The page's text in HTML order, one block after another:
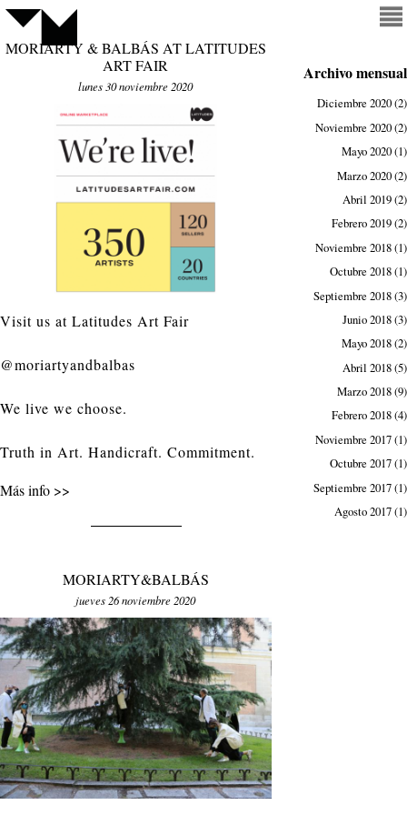
Archivo mensual
Diciembre 2020(2)
Noviembre 2020(2)
Mayo 2020(1)
Marzo 2020(2)
Abril 2019(2)
Febrero 2019(2)
Noviembre 2018(1)
Octubre 2018(1)
Septiembre 2018(3)
Junio 2018(3)
Mayo 2018(2)
Abril 2018(5)
Marzo 2018(9)
Febrero 2018(4)
Noviembre 2017(1)
Octubre 2017(1)
Septiembre 2017(1)
Agosto 2017(1)
MORIARTY & BALBÁS AT LATITUDES
ART FAIR
lunes 30 noviembre 2020
Visit us at Latitudes Art Fair
@moriartyandbalbas
We live we choose.
Truth in Art. Handicraft. Commitment.
Más info
MORIARTY&BALBÁS
jueves 26 noviembre 2020